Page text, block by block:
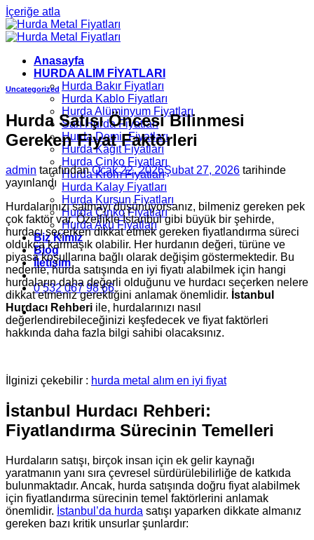
İçeriğe atla
Anasayfa
HURDA ALIM FİYATLARI
Hurda Bakır Fiyatları
Hurda Kablo Fiyatları
Hurda Alüminyum Fiyatları
Sarı Hurda Fiyatları
Hurda Demir Fiyatları
Hurda Kâğıt Fiyatları
Hurda Çinko Fiyatları
Hurda Krom Fiyatları
Hurda Kalay Fiyatları
Hurda Kurşun Fiyatları
Hurda Çinko Fiyatları
Hurda Akü Fiyatları
Biz Kimiz
Blog
İletişim
0 532 067 98 66
Uncategorized
Hurda Satışı Öncesi Bilinmesi
Gereken Fiyat Faktörleri
admin tarafından Ocak 22, 2026Şubat 27, 2026 tarihinde
yayınlandı
Hurdalarınızı satmayı düşünüyorsanız, bilmeniz gereken pek
çok faktör var. Özellikle İstanbul gibi büyük bir şehirde,
hurdacı seçerken dikkat etmek gereken fiyatlandırma süreci
oldukça karmaşık olabilir. Her hurdanın değeri, türüne ve
piyasa koşullarına bağlı olarak değişim göstermektedir. Bu
nedenle, hurda satışında en iyi fiyatı alabilmek için hangi
hurdaların daha değerli olduğunu ve hurdacı seçerken nelere
dikkat etmeniz gerektiğini anlamak önemlidir. İstanbul
Hurdacı Rehberi ile, hurdalarınızı nasıl
değerlendirebileceğinizi keşfedecek ve fiyat faktörleri
hakkında daha fazla bilgi sahibi olacaksınız.
İlginizi çekebilir : hurda metal alım en iyi fiyat
İstanbul Hurdacı Rehberi:
Fiyatlandırma Sürecinin Temelleri
Hurdaların satışı, birçok insan için ek gelir kaynağı
yaratmanın yanı sıra çevresel sürdürülebilirliğe de katkıda
bulunmaktadır. Ancak, hurda satışında doğru fiyat alabilmek
için fiyatlandırma sürecinin temel faktörlerini anlamak
önemlidir. İstanbul’da hurda satışı yaparken dikkate almanız
gereken bazı kritik unsurlar şunlardır: